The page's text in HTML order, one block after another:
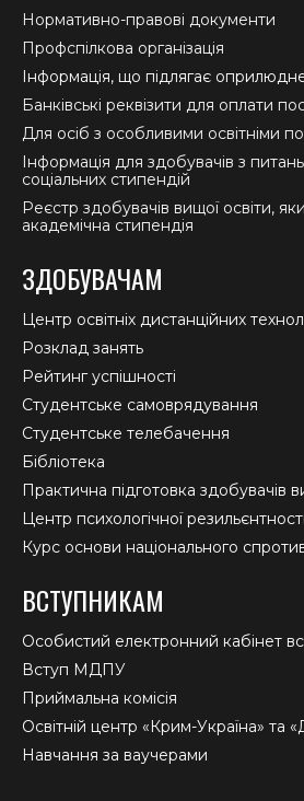
Нормативно-правові документи
Профспілкова організація
Інформація, що підлягає
Банківські реквізити для оплати
Для осіб з особливими освітніми
Інформація для здобувачів з
соціальних стипендій
Реєстр здобувачів вищої освіти,
академічна стипендія
ЗДОБУВАЧАМ
Центр освітніх дистанційних
Розклад занять
Рейтинг успішності
Студентське самоврядування
Студентське телебачення
Бібліотека
Практична підготовка здобувачів
Центр психологічної
Курс основи національного
ВСТУПНИКАМ
Особистий електронний кабінет
Вступ МДПУ
Приймальна комісія
Освітній центр «Крим-Україна» та
Навчання за ваучерами